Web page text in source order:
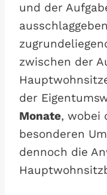
und der
zwischen der
der
Monate, wobei
besonderen
dennoch die